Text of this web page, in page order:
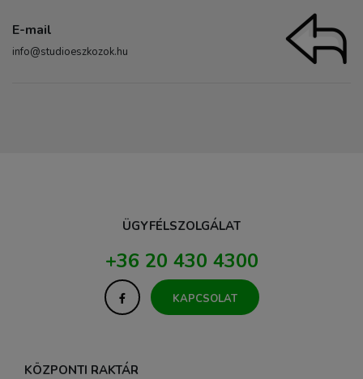
E-mail
info@studioeszkozok.hu
ÜGYFÉLSZOLGÁLAT
+36 20 430 4300
KAPCSOLAT
KÖZPONTI RAKTÁR